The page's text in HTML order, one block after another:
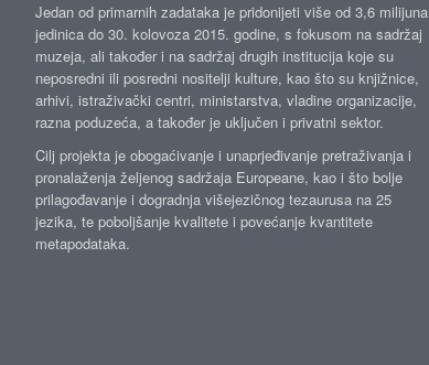
Jedan od primarnih zadataka je pridonijeti više od 3,6 milijuna
jedinica do 30. kolovoza 2015. godine, s fokusom na sadržaj
muzeja, ali također i na sadržaj drugih institucija koje su
neposredni ili posredni nositelji kulture, kao što su knjižnice,
arhivi, istraživački centri, ministarstva, vladine organizacije,
razna poduzeća, a također je uključen i privatni sektor.
Cilj projekta je obogaćivanje i unaprjeđivanje pretraživanja i
pronalaženja željenog sadržaja Europeane, kao i što bolje
prilagođavanje i dogradnja višejezičnog tezaurusa na 25
jezika, te poboljšanje kvalitete i povećanje kvantitete
metapodataka.